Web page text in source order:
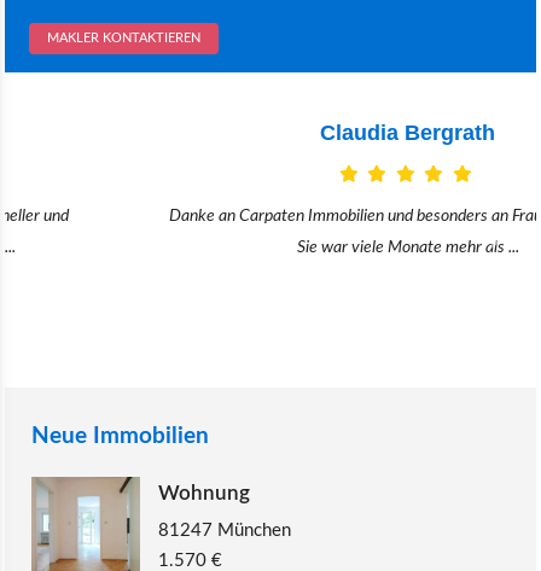
MAKLER KONTAKTIEREN
Claudia Bergrath
Danke an Carpaten Immobilien und besonders an Frau Adriana Sarca.
Sie war viele Monate mehr als ...
Neue Immobilien
Wohnung
81247 München
1.570 €